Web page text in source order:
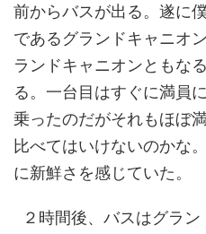
前からバスが出る。遂に
であるグランドキャニオ
ランドキャニオンともな
る。一台目はすぐに満員
乗ったのだがそれもほぼ
比べてはいけないのかな
に新鮮さを感じていた。
２時間後、バスはグラ